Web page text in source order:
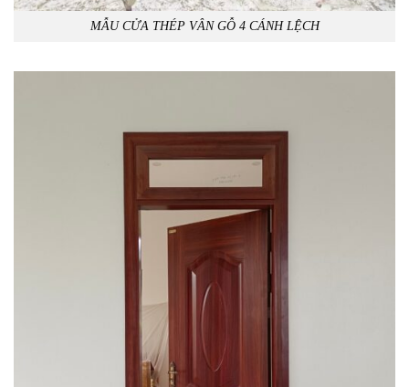
MẪU CỬA THÉP VÂN GỖ 4 CÁNH LỆCH